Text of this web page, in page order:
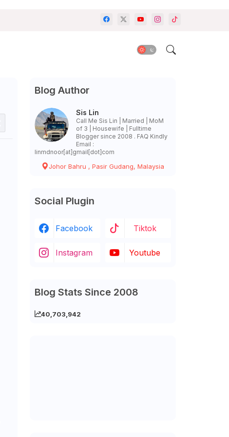
Blog Author
Sis Lin
Call Me Sis Lin | Married | MoM
of 3 | Housewife | Fulltime
Blogger since 2008 . FAQ Kindly
Email :
linmdnoor[at]gmail[dot]com
Johor Bahru , Pasir Gudang, Malaysia
Social Plugin
Facebook Tiktok
Instagram Youtube
Blog Stats Since 2008
40,703,942